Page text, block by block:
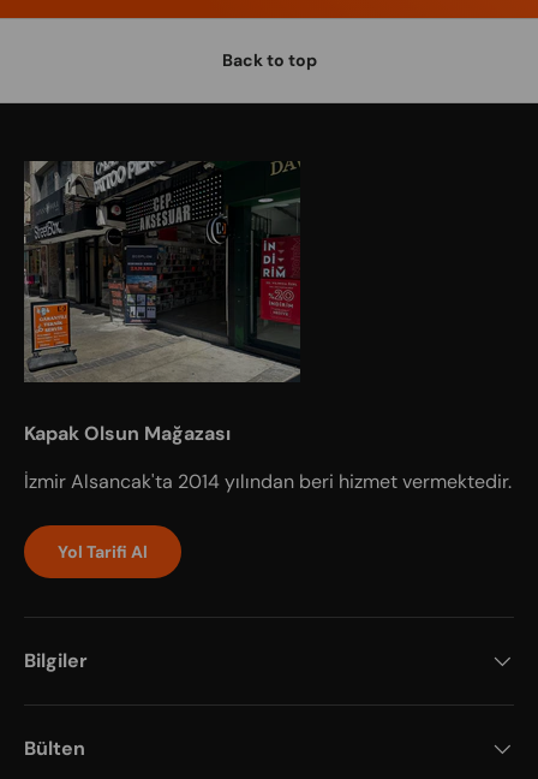
Back to top
Kapak Olsun Mağazası
İzmir Alsancak'ta 2014 yılından beri hizmet vermektedir.
Yol Tarifi Al
Bilgiler
Bülten